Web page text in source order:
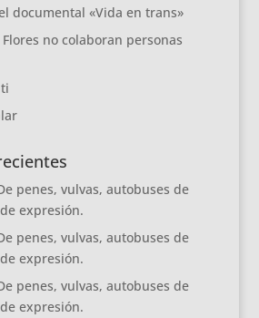
documental «Vida en trans»
Flores no colaboran personas
penes, vulvas, autobuses de
expresión.
penes, vulvas, autobuses de
expresión.
penes, vulvas, autobuses de
expresión.